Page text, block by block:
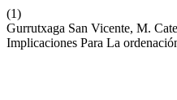
(1)
Gurrutxaga San Vicente, M.
Implicaciones Para La